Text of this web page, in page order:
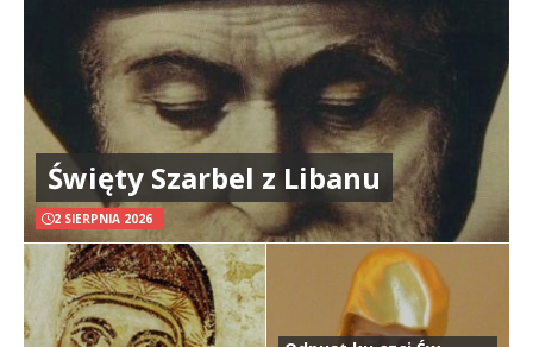
Święty Szarbel z Libanu
2 SIERPNIA 2026